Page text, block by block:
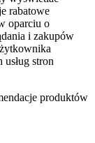
rabatowe
oparciu o
i zakupów
stron
produktów